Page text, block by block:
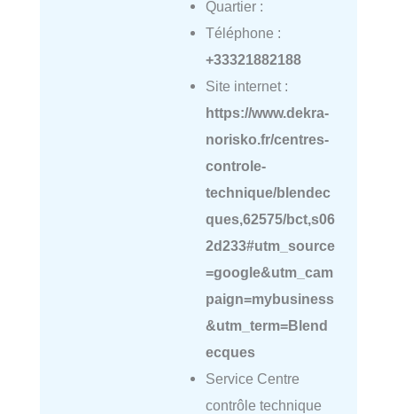
Quartier :
Téléphone :
+33321882188
Site internet :
https://www.dekra-
norisko.fr/centres-
controle-
technique/blendec
ques,62575/bct,s06
2d233#utm_source
=google&utm_cam
paign=mybusiness
&utm_term=Blend
ecques
Service Centre
contrôle technique